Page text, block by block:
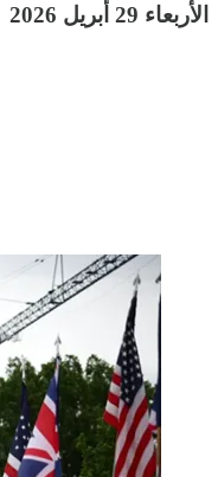
الأربعاء 29 أبريل 2026